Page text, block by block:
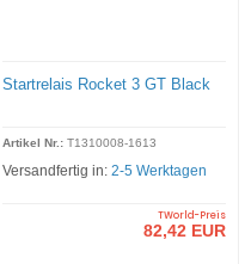
Startrelais Rocket 3 GT Black
Artikel Nr.: T1310008-1613
Versandfertig in: 2-5 Werktagen
TWorld-Preis
82,42 EUR